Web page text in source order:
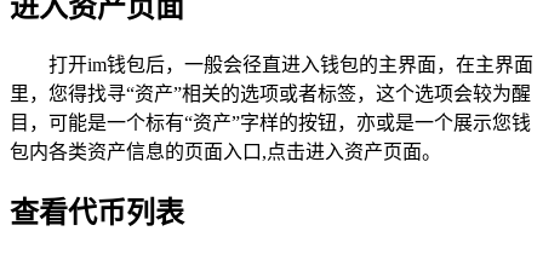
进入资产页面
打开im钱包后，一般会径直进入钱包的主界面，在主界面
里，您得找寻“资产”相关的选项或者标签，这个选项会较为醒
目，可能是一个标有“资产”字样的按钮，亦或是一个展示您钱
包内各类资产信息的页面入口,点击进入资产页面。
查看代币列表